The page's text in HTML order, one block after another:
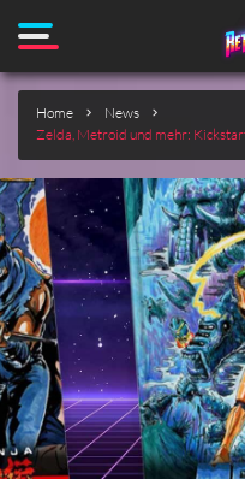
Home
News
Zelda, Metroid und mehr: